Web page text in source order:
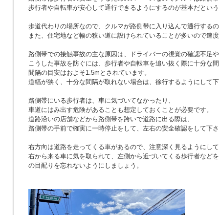
歩行者や自転車が安心して通行できるようにするのが基本だとい
歩道代わりの場所なので、クルマが路側帯に入り込んで通行する
また、住宅地など幅の狭い道に設けられていることが多いので速
路側帯での接触事故の主な原因は、ドライバーの視覚の確認不足
こうした事故を防ぐには、歩行者や自転車を追い抜く際に十分な
間隔の目安はおよそ1.5mとされています。
道幅が狭く、十分な間隔が取れない場合は、徐行するようにして
路側帯にいる歩行者は、車に気づいてなかったり、
車道にはみ出す危険があることも想定しておくことが必要です。
道路沿いの店舗などから路側帯を跨いで道路に出る際は、
路側帯の手前で確実に一時停止をして、左右の安全確認をして下
右方向は道路を走ってくる車があるので、注意深く見るようにし
右から来る車に気を取られて、左側から近づいてくる歩行者など
の目配りを忘れないようにしましょう。